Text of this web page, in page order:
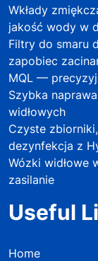
Wkłady
jakość wody w
Filtry do smaru
zapobiec
MQL —
Szybka
widłowych
Czyste
dezynfekcja z
Wózki widłowe
zasilanie
Useful
Home